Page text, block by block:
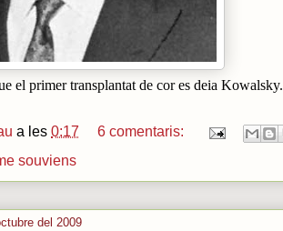
el primer transplantat de cor es deia Kowalsky.
a les 0:17
6 comentaris:
souviens
del 2009